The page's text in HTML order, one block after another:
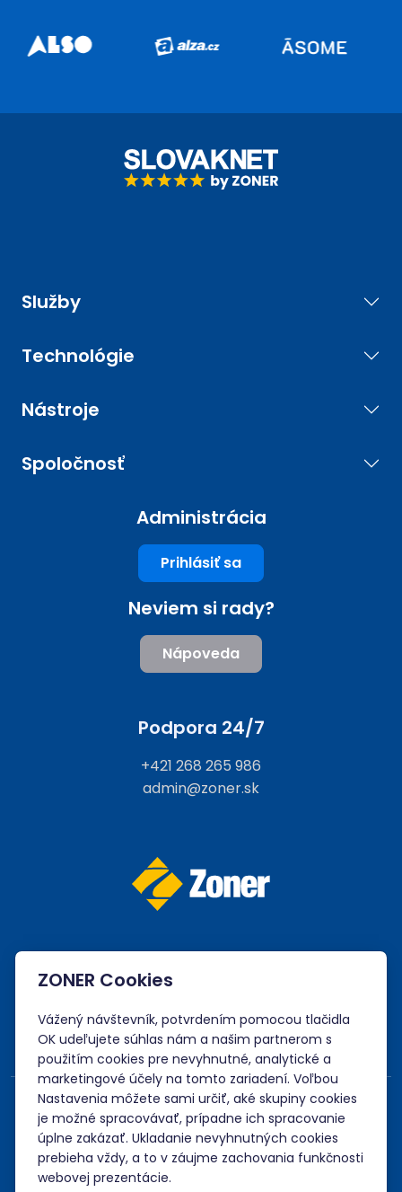
Služby
Technológie
Nástroje
Spoločnosť
Administrácia
Prihlásiť sa
Neviem si rady?
Nápoveda
Podpora 24/7
+421 268 265 986
admin@zoner.sk
Akceptujeme platby kartou, Google/Apple Pay,
ZONER Cookies
Vážený návštevník, potvrdením pomocou tlačidla
OK udeľujete súhlas nám a našim partnerom s
použitím cookies pre nevyhnutné, analytické a
marketingové účely na tomto zariadení. Voľbou
Nastavenia môžete sami určiť, aké skupiny cookies
je možné spracovávať, prípadne ich spracovanie
úplne zakázať. Ukladanie nevyhnutných cookies
prebieha vždy, a to v záujme zachovania funkčnosti
webovej prezentácie.